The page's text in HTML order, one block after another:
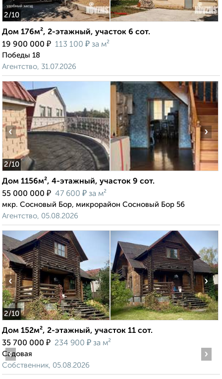
2/10
Дом 176м², 2-этажный, участок 6 сот.
19 900 000 ₽ 113 100 ₽ за м²
Победы 18
Агентство, 31.07.2026
2/10
‹ ›
Дом 1156м², 4-этажный, участок 9 сот.
55 000 000 ₽ 47 600 ₽ за м²
мкр. Сосновый Бор, микрорайон Сосновый Бор 56
Агентство, 05.08.2026
2/10
‹ ›
Дом 152м², 2-этажный, участок 11 сот.
35 700 000 ₽ 234 900 ₽ за м²
Садовая
Собственник, 05.08.2026
‹ ›